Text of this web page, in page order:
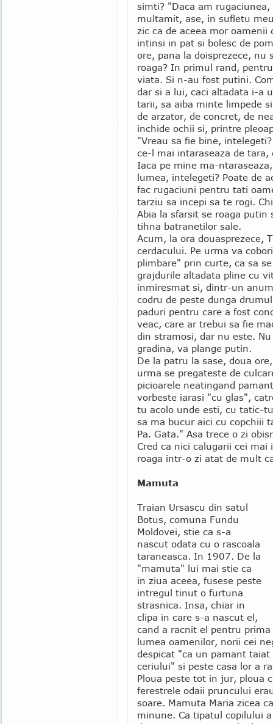
simti? "Daca am
multamit, ase, in sufletu
zic ca de aceea mor
intinsi in pat si bolesc de
ore, pana la doisprezece, nu
roaga? In primul rand,
viata. Si n-au fost putini.
dar si a lui, caci altadata i-a
tarii, sa aiba minte limpede
de arzator, de concret, de
inchide ochii si, printre
"Vreau sa fie bine,
ce-l mai intaraseaza de
Iaca pe mine ma-
lumea, intelegeti? Poate de
fac rugaciuni pentru tati
tarziu sa incepi sa te rogi.
Abia la sfarsit se roaga
tihna batranetilor sale.
Acum, la ora douasprezece,
cerdacului. Pe urma va
plimbare" prin curte, ca sa
grajdurile altadata pline cu
inmiresmat si, dintr-un
codru de peste dunga
paduri pentru care a fost
veac, care ar trebui sa fie
din stramosi, dar nu este.
gradina, va plange putin.
De la patru la sase, doua
urma se pregateste de
picioarele neatingand
vorbeste iarasi "cu glas",
tu acolo unde esti, cu tatic-
sa ma bucur aici cu copchiii
Pa. Gata." Asa trece o zi
Cred ca nici calugarii cei
roaga intr-o zi atat de mult
Mamuta
Traian Ursascu din satul
Botus, comuna Fundu
Moldovei, stie ca s-a
nascut odata cu o rascoala
taraneasca. In 1907. De la
"mamuta" lui mai stie ca
in ziua aceea, fusese peste
intregul tinut o furtuna
strasnica. Insa, chiar in
clipa in care s-a nascut el,
cand a racnit el pentru
lumea oamenilor, norii cei
despicat "ca un pamant
ceriului" si peste casa lor a
Ploua peste tot in jur, ploua
ferestrele odaii pruncului
soare. Mamuta Maria zicea
minune. Ca tipatul copilului